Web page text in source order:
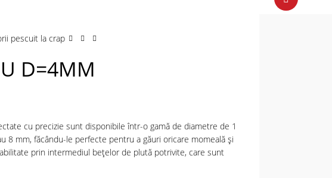
pescuit la crap
D=4MM
cu precizie sunt disponibile într-o gamă de diametre de 1
8 mm, făcându-le perfecte pentru a găuri oricare momeală și
prin intermediul bețelor de plută potrivite, care sunt